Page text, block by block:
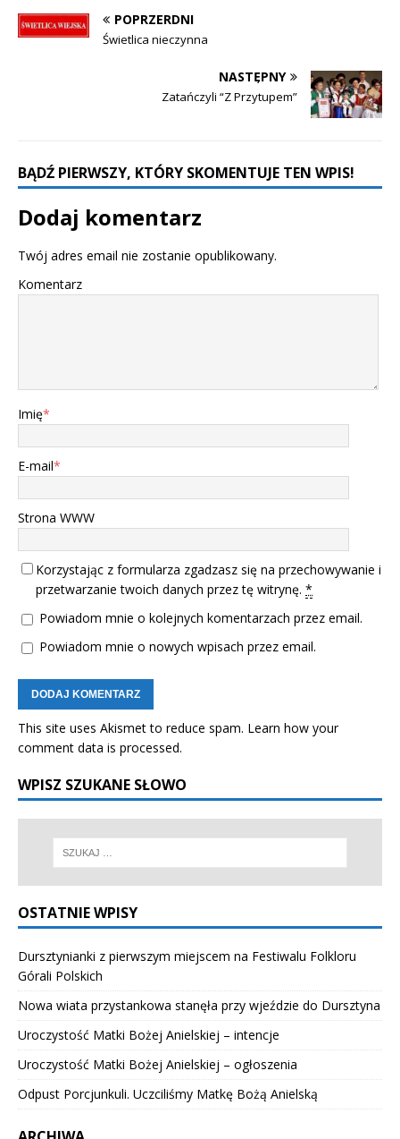
POPRZERDNI
Świetlica nieczynna
NASTĘPNY
Zatańczyli “Z Przytupem”
BĄDŹ PIERWSZY, KTÓRY SKOMENTUJE TEN WPIS!
Dodaj komentarz
Twój adres email nie zostanie opublikowany.
Komentarz
Imię*
E-mail*
Strona WWW
Korzystając z formularza zgadzasz się na przechowywanie i
przetwarzanie twoich danych przez tę witrynę. *
Powiadom mnie o kolejnych komentarzach przez email.
Powiadom mnie o nowych wpisach przez email.
This site uses Akismet to reduce spam. Learn how your
comment data is processed.
WPISZ SZUKANE SŁOWO
OSTATNIE WPISY
Dursztynianki z pierwszym miejscem na Festiwalu Folkloru
Górali Polskich
Nowa wiata przystankowa stanęła przy wjeździe do Dursztyna
Uroczystość Matki Bożej Anielskiej – intencje
Uroczystość Matki Bożej Anielskiej – ogłoszenia
Odpust Porcjunkuli. Uczciliśmy Matkę Bożą Anielską